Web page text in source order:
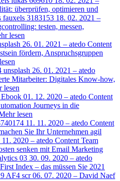
überprüfen, optimieren und
18. 02. 2021 –
testen, messen,
lesen
26. 01. 2021 – atedo Content
fördern, Anspruchsgruppen
26. 01. 2021 – atedo
Mitarbeiter: Digitales Know-how,
lesen
01. 12. 2020 – atedo Content
Journeys in die
lesen
11. 11. 2020 – atedo Content
Sie Ihr Unternehmen agil
11. 2020 – atedo Content Team
senken mit Email Marketing
30. 09. 2020 – atedo
Index – das müssen Sie 2021
06. 07. 2020 – David Naef